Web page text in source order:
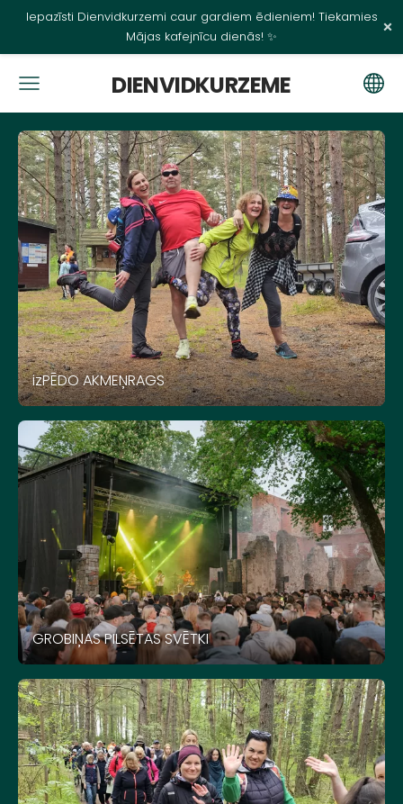
Iepazīsti Dienvidkurzemi caur gardiem ēdieniem! Tiekamies
Mājas kafejnīcu dienās! ✨
×
DIENVIDKURZEME
izPĒDO AKMEŅRAGS
GROBIŅAS PILSĒTAS SVĒTKI